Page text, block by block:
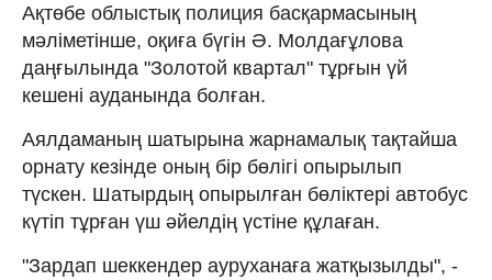
Ақтөбе облыстық полиция басқармасының
мәліметінше, оқиға бүгін Ә. Молдағұлова
даңғылында "Золотой квартал" тұрғын үй
кешені ауданында болған.
Аялдаманың шатырына жарнамалық тақтайша
орнату кезінде оның бір бөлігі опырылып
түскен. Шатырдың опырылған бөліктері автобус
күтіп тұрған үш әйелдің үстіне құлаған.
"Зардап шеккендер ауруханаға жатқызылды", -